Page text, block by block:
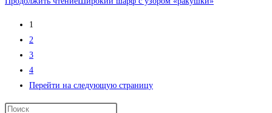
1
2
3
4
Перейти на следующую страницу